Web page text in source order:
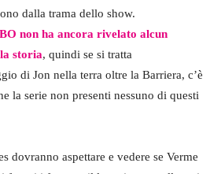
dalla trama dello show.
non ha ancora rivelato alcun
storia, quindi se si tratta
di Jon nella terra oltre la Barriera, c’è
la serie non presenti nessuno di questi
dovranno aspettare e vedere se Verme